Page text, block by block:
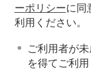
ーポリシーに同
利用ください。
ご利用者が
を得てご利用